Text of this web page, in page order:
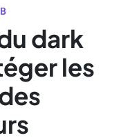
dark
les